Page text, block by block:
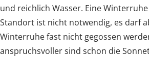
und reichlich Wasser. Eine
Standort ist nicht notwendig, es darf
Winterruhe fast nicht gegossen
anspruchsvoller sind schon die